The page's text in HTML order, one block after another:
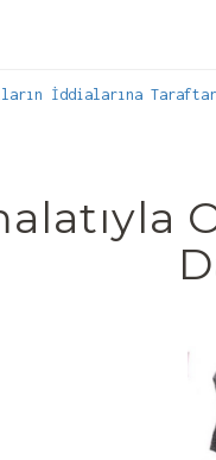
İddialarına